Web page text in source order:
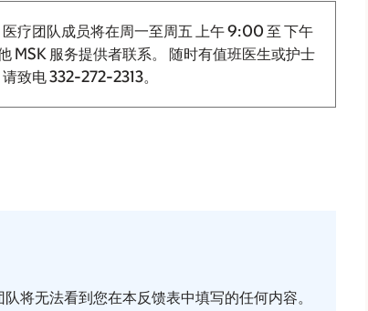
疗团队成员将在周一至周五 上午 9:00 至 下午
MSK 服务提供者联系。 随时有值班医生或护士
致电332-272-2313。
将无法看到您在本反馈表中填写的任何内容。